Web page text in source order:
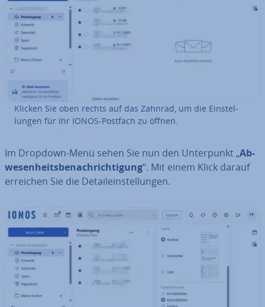
Klicken Sie oben rechts auf das Zahnrad, um die Ein­stel­
lun­gen für Ihr IONOS-Postfach zu öffnen.
Im Dropdown-Menü sehen Sie nun den Un­ter­punkt „Ab­
we­sen­heits­be­nach­rich­ti­gung“. Mit einem Klick darauf
erreichen Sie die De­tail­ein­stel­lun­gen.